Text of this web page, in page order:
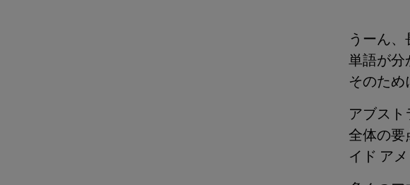
うーん
単語が分
そのため
アブス
全体の要
イド ア